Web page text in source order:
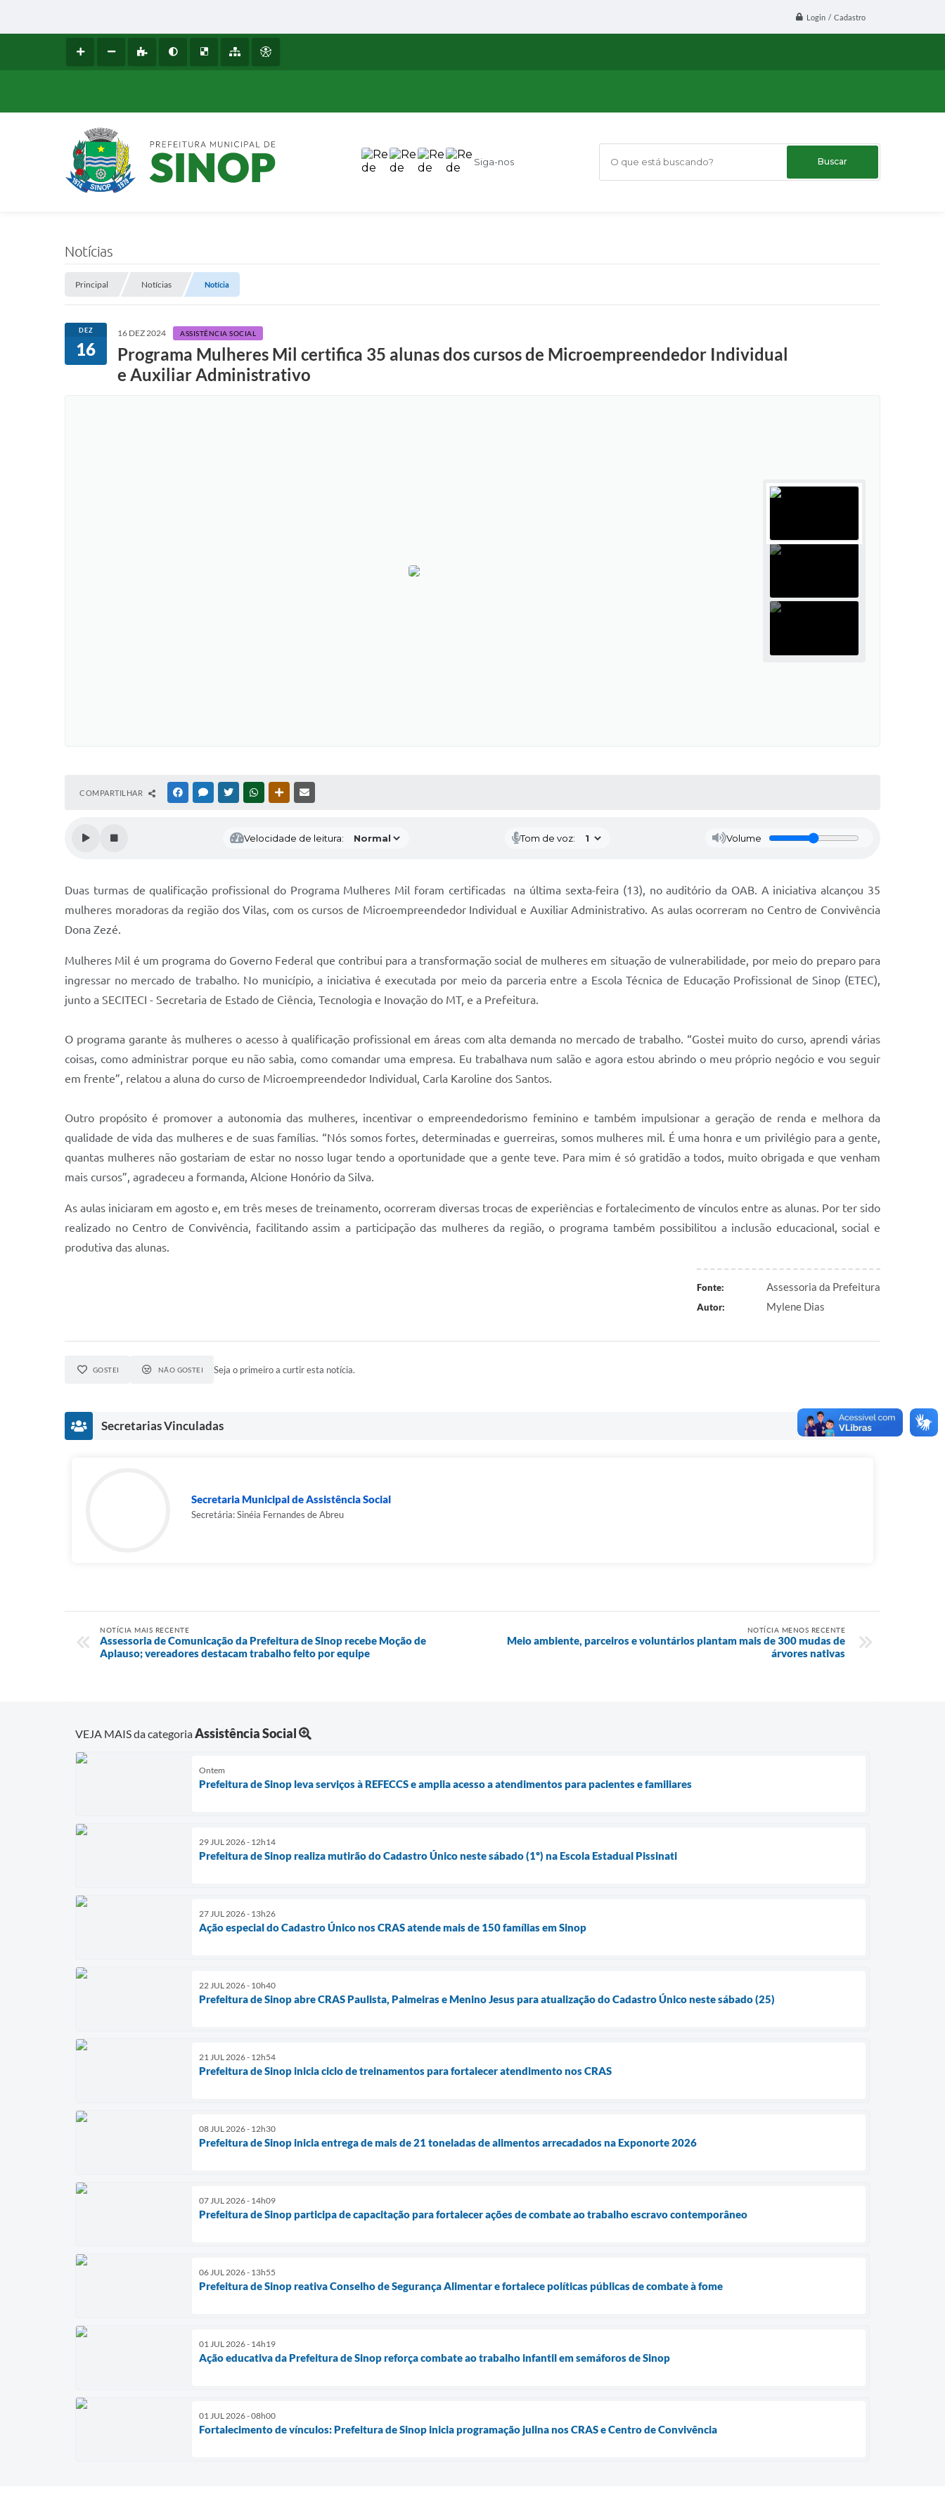
Login / Cadastro
Siga-nos O que está buscando?
Notícias
Principal Notícias Notícia
DEZ
16
16 DEZ 2024 ASSISTÊNCIA SOCIAL
Programa Mulheres Mil certifica 35 alunas dos cursos de Microempreendedor Individual
e Auxiliar Administrativo
COMPARTILHAR FACEBOOKMESSENGER
TWITTERWHATSAPPOUTRAS MÍDIAS
Velocidade de leitura: Tom de voz: Volume
Duas turmas de qualificação profissional do Programa Mulheres Mil foram certificadas na última sexta-feira (13), no auditório da OAB. A iniciativa alcançou 35
mulheres moradoras da região dos Vilas, com os cursos de Microempreendedor Individual e Auxiliar Administrativo. As aulas ocorreram no Centro de Convivência
Dona Zezé.
Mulheres Mil é um programa do Governo Federal que contribui para a transformação social de mulheres em situação de vulnerabilidade, por meio do preparo para
ingressar no mercado de trabalho. No município, a iniciativa é executada por meio da parceria entre a Escola Técnica de Educação Profissional de Sinop (ETEC),
junto a SECITECI - Secretaria de Estado de Ciência, Tecnologia e Inovação do MT, e a Prefeitura.
O programa garante às mulheres o acesso à qualificação profissional em áreas com alta demanda no mercado de trabalho. “Gostei muito do curso, aprendi várias
coisas, como administrar porque eu não sabia, como comandar uma empresa. Eu trabalhava num salão e agora estou abrindo o meu próprio negócio e vou seguir
em frente”, relatou a aluna do curso de Microempreendedor Individual, Carla Karoline dos Santos.
Outro propósito é promover a autonomia das mulheres, incentivar o empreendedorismo feminino e também impulsionar a geração de renda e melhora da
qualidade de vida das mulheres e de suas famílias. “Nós somos fortes, determinadas e guerreiras, somos mulheres mil. É uma honra e um privilégio para a gente,
quantas mulheres não gostariam de estar no nosso lugar tendo a oportunidade que a gente teve. Para mim é só gratidão a todos, muito obrigada e que venham
mais cursos”, agradeceu a formanda, Alcione Honório da Silva.
As aulas iniciaram em agosto e, em três meses de treinamento, ocorreram diversas trocas de experiências e fortalecimento de vínculos entre as alunas. Por ter sido
realizado no Centro de Convivência, facilitando assim a participação das mulheres da região, o programa também possibilitou a inclusão educacional, social e
produtiva das alunas.
Fonte: Assessoria da Prefeitura
Autor: Mylene Dias
GOSTEI NÃO GOSTEI Seja o primeiro a curtir esta notícia.
Secretarias Vinculadas
Secretaria Municipal de Assistência Social
Secretária: Sinéia Fernandes de Abreu
NOTÍCIA MAIS RECENTE
Assessoria de Comunicação da Prefeitura de Sinop recebe Moção de
Aplauso; vereadores destacam trabalho feito por equipe
NOTÍCIA MENOS RECENTE
Meio ambiente, parceiros e voluntários plantam mais de 300 mudas de
árvores nativas
VEJA MAIS da categoriaAssistência Social
Ontem
Prefeitura de Sinop leva serviços à REFECCS e amplia acesso a atendimentos para pacientes e familiares
29 JUL 2026 - 12h14
Prefeitura de Sinop realiza mutirão do Cadastro Único neste sábado (1º) na Escola Estadual Pissinati
27 JUL 2026 - 13h26
Ação especial do Cadastro Único nos CRAS atende mais de 150 famílias em Sinop
22 JUL 2026 - 10h40
Prefeitura de Sinop abre CRAS Paulista, Palmeiras e Menino Jesus para atualização do Cadastro Único neste sábado (25)
21 JUL 2026 - 12h54
Prefeitura de Sinop inicia ciclo de treinamentos para fortalecer atendimento nos CRAS
08 JUL 2026 - 12h30
Prefeitura de Sinop inicia entrega de mais de 21 toneladas de alimentos arrecadados na Exponorte 2026
07 JUL 2026 - 14h09
Prefeitura de Sinop participa de capacitação para fortalecer ações de combate ao trabalho escravo contemporâneo
06 JUL 2026 - 13h55
Prefeitura de Sinop reativa Conselho de Segurança Alimentar e fortalece políticas públicas de combate à fome
01 JUL 2026 - 14h19
Ação educativa da Prefeitura de Sinop reforça combate ao trabalho infantil em semáforos de Sinop
01 JUL 2026 - 08h00
Fortalecimento de vínculos: Prefeitura de Sinop inicia programação julina nos CRAS e Centro de Convivência